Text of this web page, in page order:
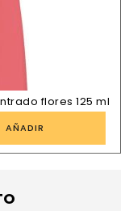
flores 125 ml
AÑADIR